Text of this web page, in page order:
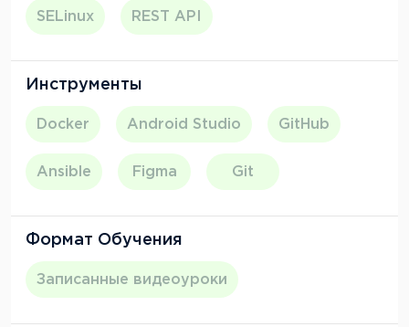
и уверенность, что программирование — это
именно то, чем я хочу заниматься.
SELinux REST API
Инструменты
Docker Android Studio GitHub
Ansible Figma Git
Формат Обучения
Записанные видеоуроки